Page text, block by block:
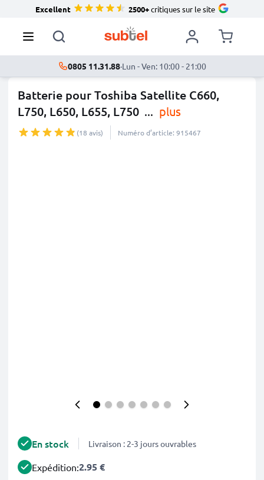
Excellent 2500+critiques sur le site
0805 11.31.88·Lun - Ven: 10:00 - 21:00
Batterie pour Toshiba Satellite C660,
L750, L650, L655, L750 ... plus
(18 avis) Numéro d’article: 915467
En stock Livraison : 2-3 jours ouvrables
Expédition:2.95 €